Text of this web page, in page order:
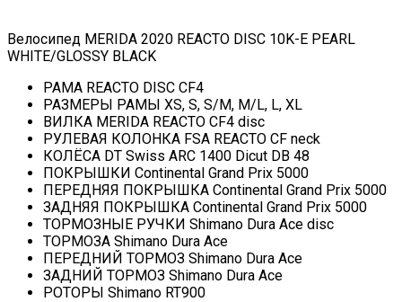
Велосипед MERIDA 2020 REACTO DISC 10K-E PEARL
WHITE/GLOSSY BLACK
РАМА REACTO DISC CF4
РАЗМЕРЫ РАМЫ XS, S, S/M, M/L, L, XL
ВИЛКА MERIDA REACTO CF4 disc
РУЛЕВАЯ КОЛОНКА FSA REACTO CF neck
КОЛЁСА DT Swiss ARC 1400 Dicut DB 48
ПОКРЫШКИ Continental Grand Prix 5000
ПЕРЕДНЯЯ ПОКРЫШКА Continental Grand Prix 5000
ЗАДНЯЯ ПОКРЫШКА Continental Grand Prix 5000
ТОРМОЗНЫЕ РУЧКИ Shimano Dura Ace disc
ТОРМОЗА Shimano Dura Ace
ПЕРЕДНИЙ ТОРМОЗ Shimano Dura Ace
ЗАДНИЙ ТОРМОЗ Shimano Dura Ace
РОТОРЫ Shimano RT900